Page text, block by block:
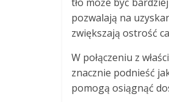
pozwalają na
zwiększają ostrość
W połączeniu z
znacznie podnieść
pomogą osiągnąć